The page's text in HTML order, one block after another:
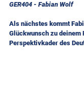
GER404 - Fabian Wolf
Als nächstes kommt
Glückwunsch zu deinem
Perspektivkader des